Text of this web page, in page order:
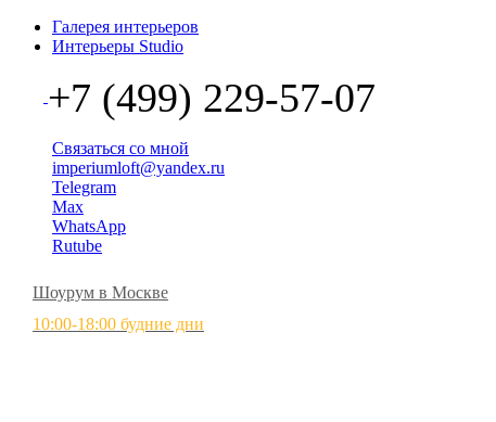
Галерея интерьеров
Интерьеры Studio
+7 (499) 229-57-07
Связаться со мной
imperiumloft@yandex.ru
Telegram
Max
WhatsApp
Rutube
Шоурум в Москве
10:00-18:00 будние дни